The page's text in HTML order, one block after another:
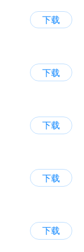
下载
下载
下载
下载
下载